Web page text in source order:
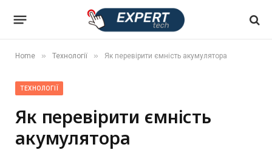
Home » Технології » Як перевірити ємність акумулятора
ТЕХНОЛОГІЇ
Як перевірити ємність
акумулятора